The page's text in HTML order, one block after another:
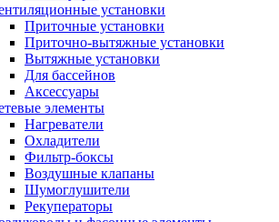
установки
Приточные установки
Приточно-вытяжные установки
Вытяжные установки
Для бассейнов
Аксессуары
элементы
Нагреватели
Охладители
Фильтр-боксы
Воздушные клапаны
Шумоглушители
Рекуператоры